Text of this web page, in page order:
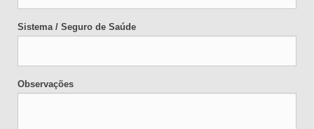
Sistema / Seguro de Saúde
Observações